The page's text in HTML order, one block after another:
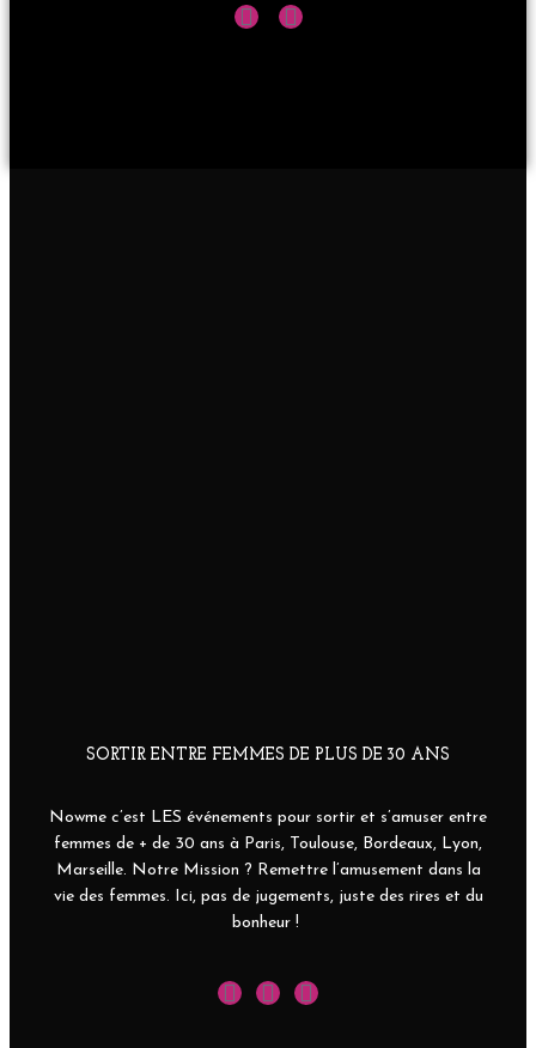
SORTIR ENTRE FEMMES DE PLUS DE 30 ANS
Nowme c’est LES événements pour sortir et s’amuser entre
femmes de + de 30 ans à Paris, Toulouse, Bordeaux, Lyon,
Marseille. Notre Mission ? Remettre l’amusement dans la
vie des femmes. Ici, pas de jugements, juste des rires et du
bonheur !